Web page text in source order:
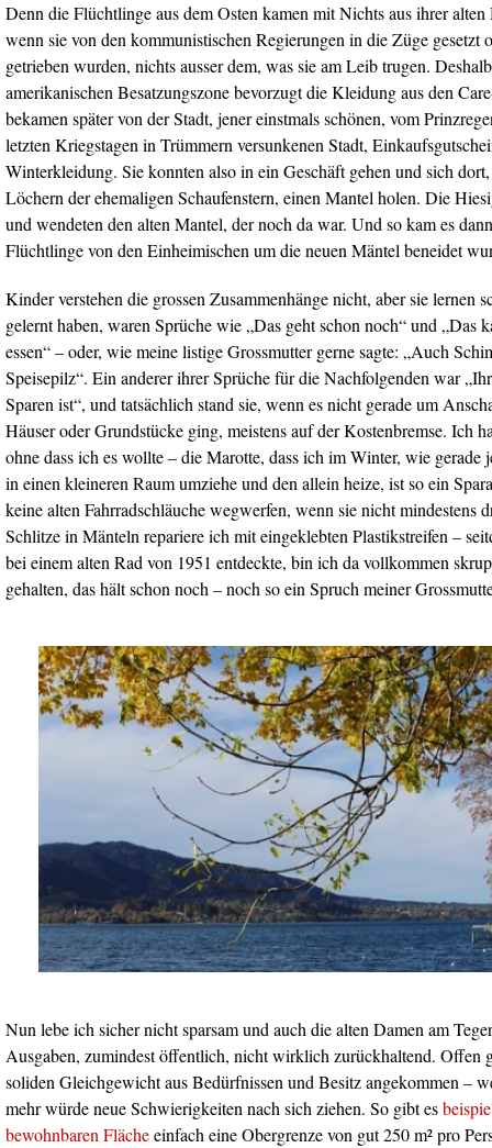
Denn die Flüchtlinge aus dem Osten kamen mit Nichts aus ihrer
wenn sie von den kommunistischen Regierungen in die Züge gesetzt
getrieben wurden, nichts ausser dem, was sie am Leib trugen.
amerikanischen Besatzungszone bevorzugt die Kleidung aus den
bekamen später von der Stadt, jener einstmals schönen, vom
letzten Kriegstagen in Trümmern versunkenen Stadt,
Winterkleidung. Sie konnten also in ein Geschäft gehen und sich
Löchern der ehemaligen Schaufenstern, einen Mantel holen. Die
und wendeten den alten Mantel, der noch da war. Und so kam es
Flüchtlinge von den Einheimischen um die neuen Mäntel beneidet
Kinder verstehen die grossen Zusammenhänge nicht, aber sie lernen
gelernt haben, waren Sprüche wie „Das geht schon noch“ und „Das
essen“ – oder, wie meine listige Grossmutter gerne sagte: „Auch
Speisepilz“. Ein anderer ihrer Sprüche für die Nachfolgenden war
Sparen ist“, und tatsächlich stand sie, wenn es nicht gerade um
Häuser oder Grundstücke ging, meistens auf der Kostenbremse. Ich
ohne dass ich es wollte – die Marotte, dass ich im Winter, wie gerade
in einen kleineren Raum umziehe und den allein heize, ist so ein
keine alten Fahrradschläuche wegwerfen, wenn sie nicht mindestens
Schlitze in Mänteln repariere ich mit eingeklebten Plastikstreifen –
bei einem alten Rad von 1951 entdeckte, bin ich da vollkommen
gehalten, das hält schon noch – noch so ein Spruch meiner
Nun lebe ich sicher nicht sparsam und auch die alten Damen am
Ausgaben, zumindest öffentlich, nicht wirklich zurückhaltend. Offen
soliden Gleichgewicht aus Bedürfnissen und Besitz angekommen –
mehr würde neue Schwierigkeiten nach sich ziehen. So gibt es
bewohnbaren Flächeeinfach eine Obergrenze von gut 250 m² pro